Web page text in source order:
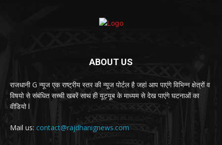
ABOUT US
राजधानी G न्यूज एक राष्ट्रीय स्तर की न्यूज पोर्टल है जहां आप पाएंगे विभिन्न क्षेत्रों व
विषयो से संबंधित सच्ची खबरें साथ ही यूट्यूब के माध्यम से देख पाएंगे घटनाओं का
वीडियो l
Mail us: contact@rajdhanignews.com